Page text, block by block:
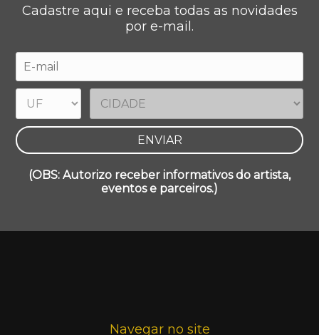
Cadastre aqui e receba todas as novidades
por e-mail.
(OBS: Autorizo receber informativos do artista,
eventos e parceiros.)
Navegar no site